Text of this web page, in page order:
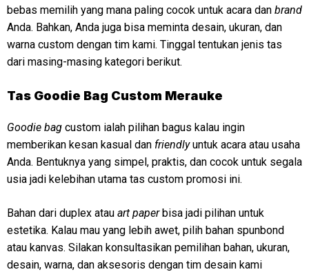
bebas memilih yang mana paling cocok untuk acara dan brand
Anda. Bahkan, Anda juga bisa meminta desain, ukuran, dan
warna custom dengan tim kami. Tinggal tentukan jenis tas
dari masing-masing kategori berikut.
Tas Goodie Bag Custom Merauke
Goodie bag custom ialah pilihan bagus kalau ingin
memberikan kesan kasual dan friendlyuntuk acara atau usaha
Anda. Bentuknya yang simpel, praktis, dan cocok untuk segala
usia jadi kelebihan utama tas custom promosi ini.
Bahan dari duplex atau art paperbisa jadi pilihan untuk
estetika. Kalau mau yang lebih awet, pilih bahan spunbond
atau kanvas. Silakan konsultasikan pemilihan bahan, ukuran,
desain, warna, dan aksesoris dengan tim desain kami